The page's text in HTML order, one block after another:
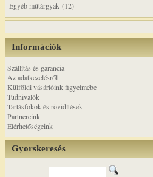
Egyéb műtárgyak (12)
Információk
Szállítás és garancia
Az adatkezelésről
Külföldi vásárlóink figyelmébe
Tudnivalók
Tartásfokok és rövidítések
Partnereink
Elérhetőségeink
Gyorskeresés